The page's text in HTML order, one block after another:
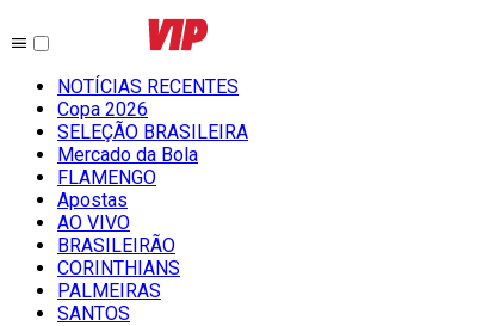
NOTÍCIAS RECENTES
Copa 2026
SELEÇÃO BRASILEIRA
Mercado da Bola
FLAMENGO
Apostas
AO VIVO
BRASILEIRÃO
CORINTHIANS
PALMEIRAS
SANTOS